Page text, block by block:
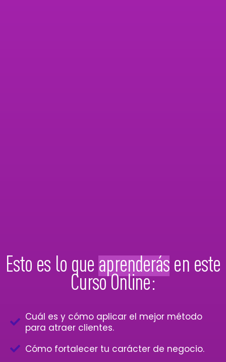
Esto es lo queaprenderásen este
Curso Online:
Cuál es y cómo aplicar el mejor método
para atraer clientes.
Cómo fortalecer tu carácter de negocio.